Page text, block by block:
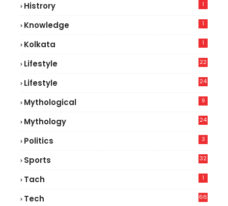
Histrory 1
Knowledge 1
Kolkata 1
Lifestyle
22
Lifestyle
24
Mythological 9
Mythology 24
Politics 3
Sports 32
Tach 1
Tech
66